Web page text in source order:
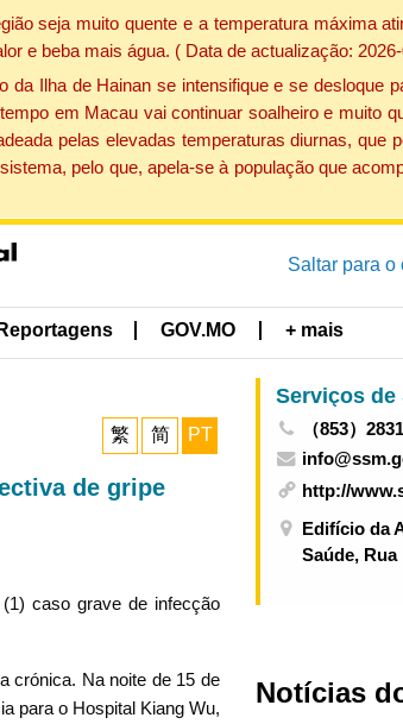
seja muito quente e a temperatura máxima
e beba mais água. ( Data de actualização:
Ilha de Hainan se intensifique e se desloque
em Macau vai continuar soalheiro e muito
pelas elevadas temperaturas diurnas, que
pelo que, apela-se à população que
Saltar para o
Reportagens GOV.MO + mais
繁 简 PT
de gripe
caso grave de infecção
crónica. Na noite de 15 de
para o Hospital Kiang Wu,
Serviços de
（853）
http://
Edifício da
Saúde, Rua
Notícias